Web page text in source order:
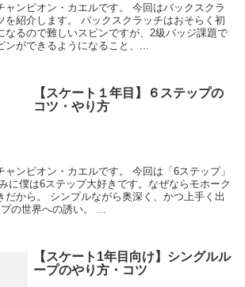
ャンピオン・カエルです。 今回はバックスクラ
を紹介します。 バックスクラッチはおそらく初
なるので難しいスピンですが、2級バッジ課題で
ができるようになること、...
【スケート１年目】６ステップの
コツ・やり方
ャンピオン・カエルです。 今回は「6ステップ」
に僕は6ステップ大好きです。なぜならモホーク
だから。 シンプルながら奥深く、かつ上手く出
の世界への誘い。 ...
【スケート1年目向け】シングルル
ープのやり方・コツ